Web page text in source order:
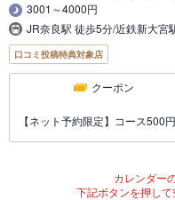
3001～4000円
JR奈良駅 徒歩5分/近鉄新大宮
口コミ投稿特典対象店
クーポン
【ネット予約限定】コース500
カレンダー
下記ボタンを押して